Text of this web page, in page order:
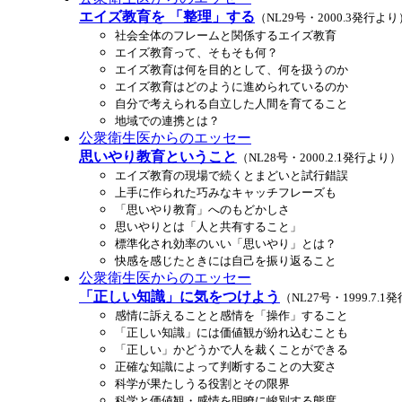
エイズ教育を 「整理」する （NL29号・2000.3発行より
社会全体のフレームと関係するエイズ教育
エイズ教育って、そもそも何？
エイズ教育は何を目的として、何を扱うのか
エイズ教育はどのように進められているのか
自分で考えられる自立した人間を育てること
地域での連携とは？
公衆衛生医からのエッセー
思いやり教育ということ
（NL28号・2000.2.1発行より）
エイズ教育の現場で続くとまどいと試行錯誤
上手に作られた巧みなキャッチフレーズも
「思いやり教育」へのもどかしさ
思いやりとは「人と共有すること」
標準化され効率のいい「思いやり」とは？
快感を感じたときには自己を振り返ること
公衆衛生医からのエッセー
「正しい知識」に気をつけよう
（NL27号・1999.7.1発
感情に訴えることと感情を「操作」すること
「正しい知識」には価値観が紛れ込むことも
「正しい」かどうかで人を裁くことができる
正確な知識によって判断することの大変さ
科学が果たしうる役割とその限界